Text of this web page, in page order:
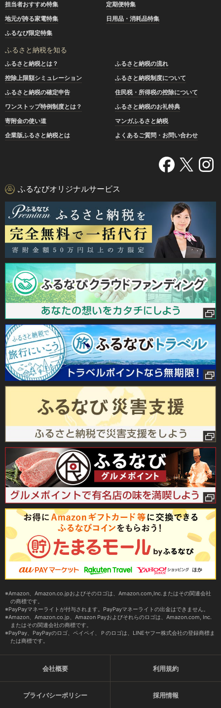
担当者おすすめ特集
定期便特集
地元が誇る家電特集
日用品・消耗品特集
ふるなび限定特集
ふるさと納税を知る
ふるさと納税とは？
ふるさと納税の流れ
控除上限額シミュレーション
ふるさと納税制度について
ふるさと納税の確定申告
住民税・所得税の控除について
ワンストップ特例制度とは？
ふるさと納税のお礼特典
寄附金の使い道
マンガふるさと納税
企業版ふるさと納税とは
よくあるご質問・お問い合わせ
ふるなびオリジナルサービス
Amazon、Amazon.co.jpおよびそのロゴは、Amazon.com,Inc.またはその関連会社
の商標です。
PayPayマネーライトが付与されます。PayPayマネーライトの出金はできません。
Amazon、Amazon.co.jp、Amazon Payおよびそれらのロゴは、Amazon.com, Inc.
またはその関連会社の商標です。
PayPay、PayPayのロゴ、ペイペイ、Ｐのロゴは、LINEヤフー株式会社の登録商標ま
たは商標です。
会社概要 利用規約
プライバシーポリシー 採用情報